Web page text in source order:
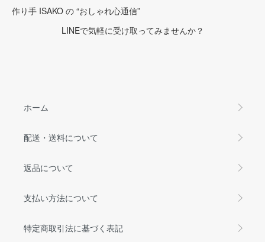
作り手 ISAKO の “おしゃれ心通信”
LINEで気軽に受け取ってみませんか？
ホーム
配送・送料について
返品について
支払い方法について
特定商取引法に基づく表記